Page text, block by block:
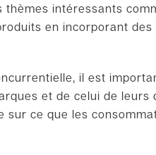
intéressants
en incorporant
il est
et de celui de
ce que les